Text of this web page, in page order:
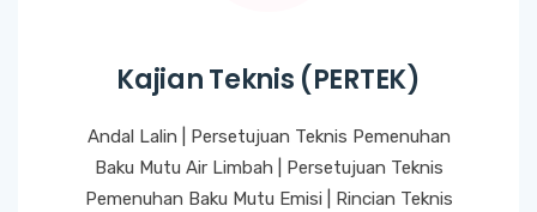
Kajian Teknis (PERTEK)
Andal Lalin | Persetujuan Teknis Pemenuhan
Baku Mutu Air Limbah | Persetujuan Teknis
Pemenuhan Baku Mutu Emisi | Rincian Teknis